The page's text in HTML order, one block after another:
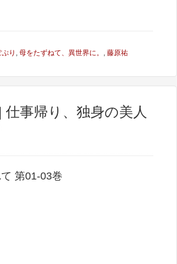
り , 母をたずねて、異世界に。 , 藤原祐
事帰り、独身の美人
第01-03巻